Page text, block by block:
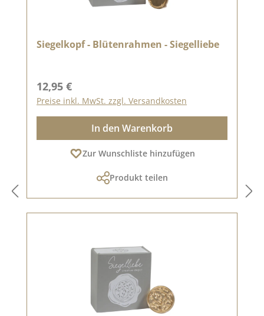
Siegelkopf - Blütenrahmen - Siegelliebe
Regulärer Preis:
12,95 €
Preise inkl. MwSt. zzgl. Versandkosten
In den Warenkorb
Zur Wunschliste hinzufügen
Produkt teilen